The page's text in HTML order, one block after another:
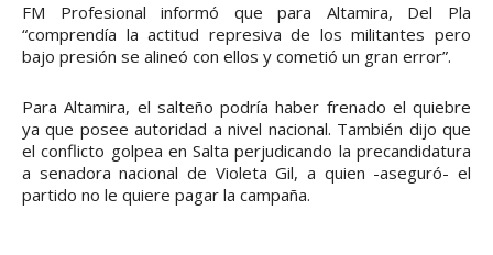
FM Profesional informó que para Altamira, Del Pla
“comprendía la actitud represiva de los militantes pero
bajo presión se alineó con ellos y cometió un gran error”.
Para Altamira, el salteño podría haber frenado el quiebre
ya que posee autoridad a nivel nacional. También dijo que
el conflicto golpea en Salta perjudicando la precandidatura
a senadora nacional de Violeta Gil, a quien -aseguró- el
partido no le quiere pagar la campaña.